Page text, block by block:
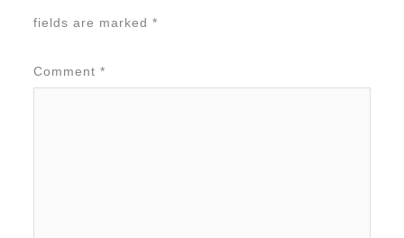
fields are marked *
Comment *